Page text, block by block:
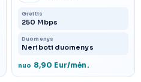
Greitis
250 Mbps
Duomenys
Neriboti duomenys
nuo 8,90 Eur/mėn.